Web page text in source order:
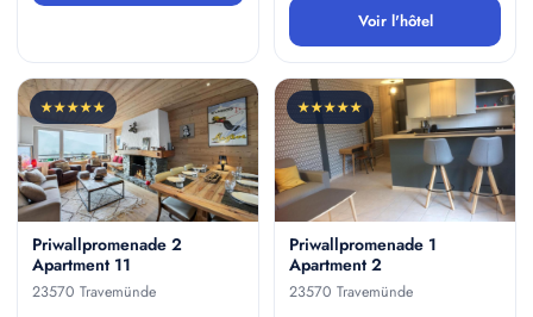
Voir l'hôtel
★★★★★
Priwallpromenade 2
Apartment 11
23570 Travemünde
★★★★★
Priwallpromenade 1
Apartment 2
23570 Travemünde